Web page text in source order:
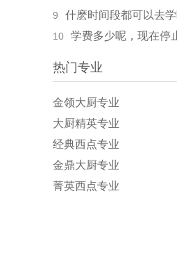
9 什麽时间段都可以去学
10 学费多少呢，现在停
热门专业
金领大厨专业
大厨精英专业
经典西点专业
金鼎大厨专业
菁英西点专业